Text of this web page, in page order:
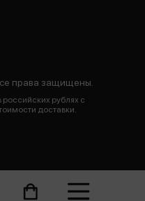
права защищены.
российских рублях с
доставки.